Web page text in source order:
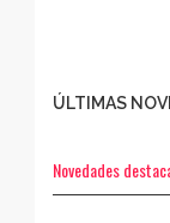
ÚLTIMAS
Novedades